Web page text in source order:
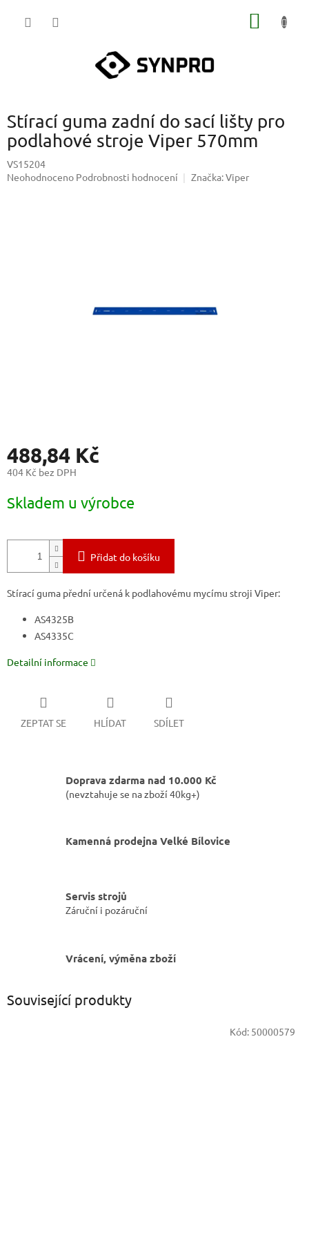
Stírací guma zadní do sací lišty pro
podlahové stroje Viper 570mm
VS15204
Průměrné
Neohodnoceno Podrobnosti hodnocení Značka:Viper
488,84 Kč
404 Kč bez DPH
cena:
Skladem u výrobce
Přidat do košíku
Stírací guma přední určená k podlahovému mycímu stroji Viper:
AS4325B
AS4335C
Detailní informace
ZEPTAT SE HLÍDAT SDÍLET
Doprava zdarma nad 10.000 Kč
(nevztahuje se na zboží 40kg+)
Kamenná prodejna Velké Bílovice
Servis strojů
Záruční i pozáruční
Vrácení, výměna zboží
Související produkty
Kód: 50000579